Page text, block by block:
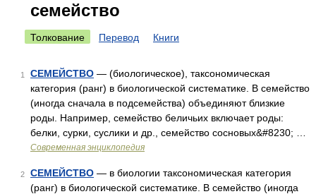
семейство
Толкование Перевод Книги
1 СЕМЕЙСТВО — (биологическое), таксономическая
категория (ранг) в биологической систематике. В семейство
(иногда сначала в подсемейства) объединяют близкие
роды. Например, семейство беличьих включает роды:
белки, сурки, суслики и др., семейство сосновых&#8230; …
Современная энциклопедия
2 СЕМЕЙСТВО — в биологии таксономическая категория
(ранг) в биологической систематике. В семейство (иногда